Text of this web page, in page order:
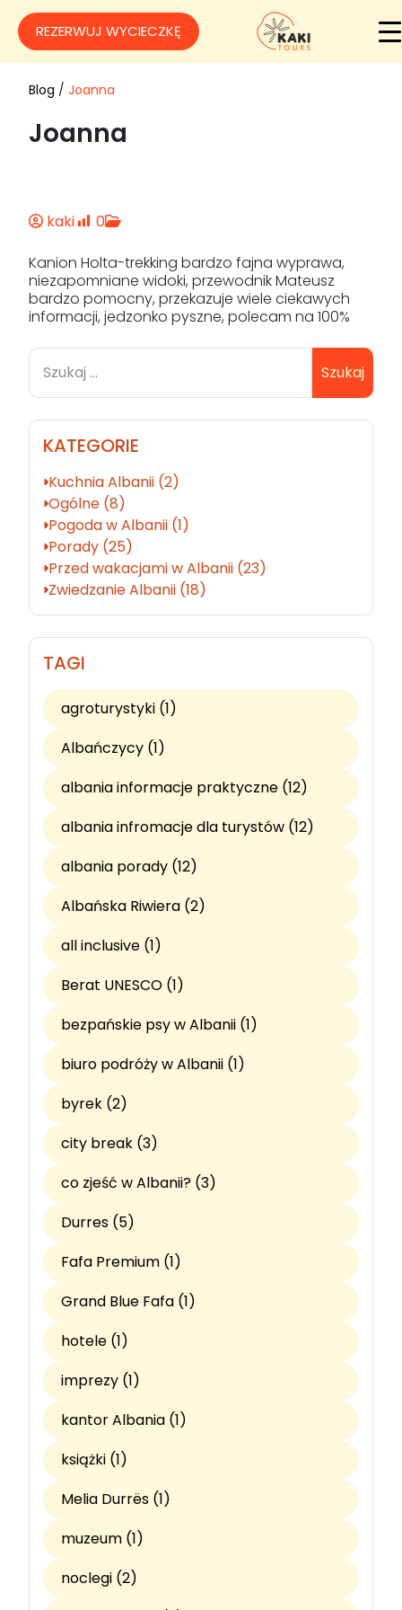
REZERWUJ WYCIECZKĘ
Blog / Joanna
Joanna
kaki
0
Kanion Holta-trekking bardzo fajna wyprawa,
niezapomniane widoki, przewodnik Mateusz
bardzo pomocny, przekazuje wiele ciekawych
informacji, jedzonko pyszne, polecam na 100%
Szukaj
KATEGORIE
Kuchnia Albanii (2)
Ogólne (8)
Pogoda w Albanii (1)
Porady (25)
Przed wakacjami w Albanii (23)
Zwiedzanie Albanii (18)
TAGI
agroturystyki (1)
Albańczycy (1)
albania informacje praktyczne (12)
albania infromacje dla turystów (12)
albania porady (12)
Albańska Riwiera (2)
all inclusive (1)
Berat UNESCO (1)
bezpańskie psy w Albanii (1)
biuro podróży w Albanii (1)
byrek (2)
city break (3)
co zjeść w Albanii? (3)
Durres (5)
Fafa Premium (1)
Grand Blue Fafa (1)
hotele (1)
imprezy (1)
kantor Albania (1)
książki (1)
Melia Durrës (1)
muzeum (1)
noclegi (2)